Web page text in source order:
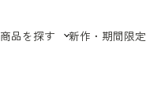
商品を探す 新作・期間限定